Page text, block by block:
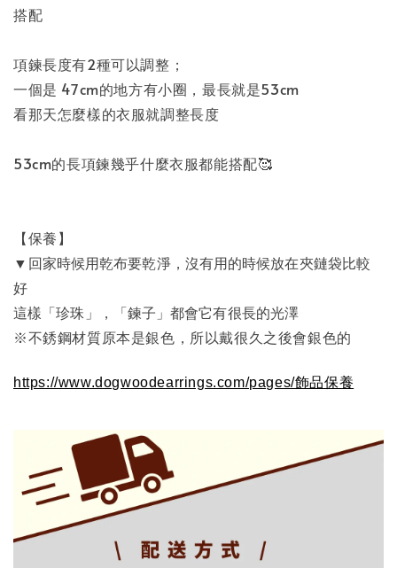
搭配
項鍊長度有2種可以調整；
一個是 47cm的地方有小圈，最長就是53cm
看那天怎麼樣的衣服就調整長度
53cm的長項鍊幾乎什麼衣服都能搭配🥰
【保養】
▼ 回家時候用乾布要乾淨，沒有用的時候放在夾鏈袋比較
好
這樣「珍珠」，「鍊子」都會它有很長的光澤
※不銹鋼材質原本是銀色，所以戴很久之後會銀色的
https://www.dogwoodearrings.com/pages/飾品保養